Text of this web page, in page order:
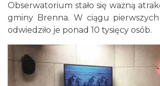
Obserwatorium stało się ważną
gminy Brenna. W ciągu pierwszych
odwiedziło je ponad 10 tysięcy osób.